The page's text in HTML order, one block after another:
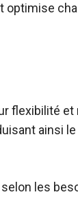
optimise
flexibilité
ainsi
les